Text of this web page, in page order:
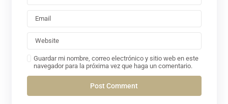
Guardar mi nombre, correo electrónico y sitio web en este
navegador para la próxima vez que haga un comentario.